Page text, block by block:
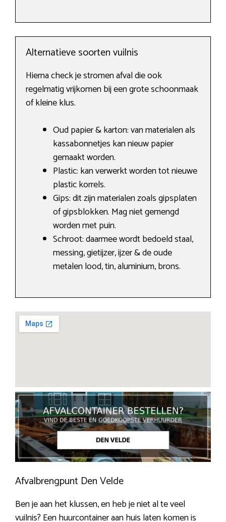
Alternatieve soorten vuilnis
Hierna check je stromen afval die ook
regelmatig vrijkomen bij een grote schoonmaak
of kleine klus.
Oud papier & karton: van materialen als
kassabonnetjes kan nieuw papier
gemaakt worden.
Plastic: kan verwerkt worden tot nieuwe
plastic korrels.
Gips: dit zijn materialen zoals gipsplaten
of gipsblokken. Mag niet gemengd
worden met puin.
Schroot: daarmee wordt bedoeld staal,
messing, gietijzer, ijzer & de oude
metalen lood, tin, aluminium, brons.
Afvalbrengpunt Den Velde
Ben je aan het klussen, en heb je niet al te veel
vuilnis? Een huurcontainer aan huis laten komen is